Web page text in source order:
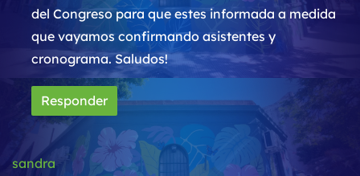
del Congreso para que estes informada a medida
que vayamos confirmando asistentes y
cronograma. Saludos!
Responder
sandra